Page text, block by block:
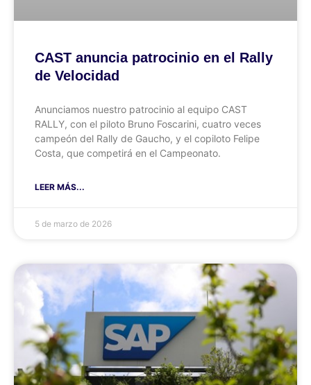
CAST anuncia patrocinio en el Rally
de Velocidad
Anunciamos nuestro patrocinio al equipo CAST
RALLY, con el piloto Bruno Foscarini, cuatro veces
campeón del Rally de Gaucho, y el copiloto Felipe
Costa, que competirá en el Campeonato.
LEER MÁS...
5 de marzo de 2026